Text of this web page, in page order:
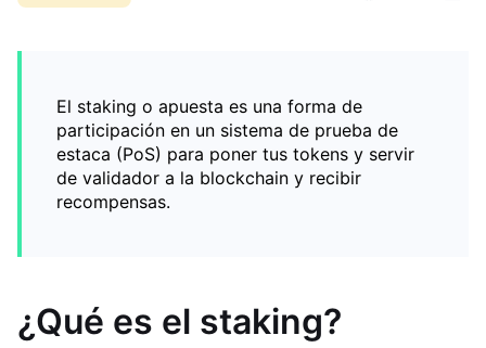
El staking o apuesta es una forma de
participación en un sistema de prueba de
estaca (PoS) para poner tus tokens y servir
de validador a la blockchain y recibir
recompensas.
¿Qué es el staking?